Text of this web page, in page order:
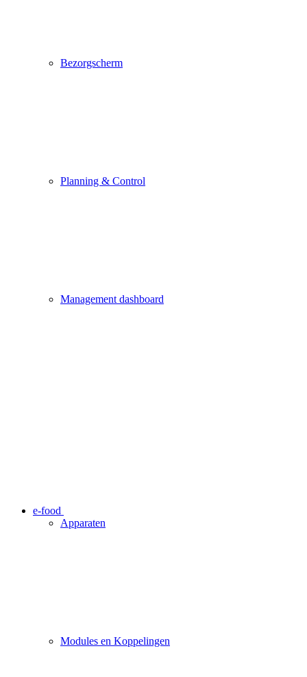
Bezorgscherm
Planning & Control
Management dashboard
e-food
Apparaten
Modules en Koppelingen